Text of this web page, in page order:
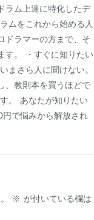
ラム上達に特化したデ
ムをこれから始める人
ドラマーの方まで、そ
す。 ・すぐに知りたい
まさら人に聞けない。
、教則本を買うほどで
。 あなたが知りたい
で悩みから解放され
※ が付いている欄は